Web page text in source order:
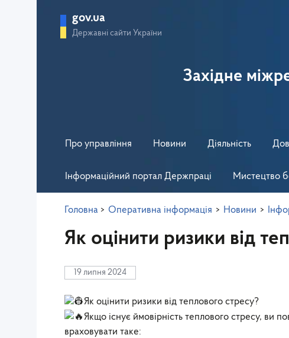
gov.ua
Державні сайти України
Західне
Про управління Новини Діяльність
Інформаційний портал Держпраці Мистецтво
Головна > Оперативна інформація > Новини >
Як оцінити ризики від
19 липня 2024
Як оцінити ризики від теплового стресу?
Якщо існує ймовірність теплового стресу, ви
враховувати таке: